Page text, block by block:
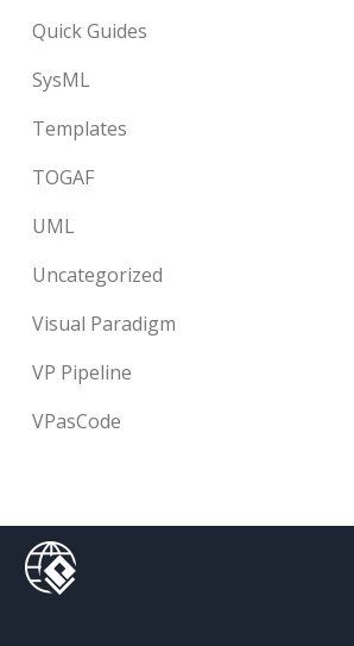
Quick Guides
SysML
Templates
TOGAF
UML
Uncategorized
Visual Paradigm
VP Pipeline
VPasCode